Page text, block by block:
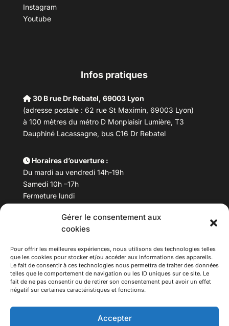
Gérer le consentement aux
cookies
Pour offrir les meilleures expériences, nous utilisons des technologies telles
que les cookies pour stocker et/ou accéder aux informations des appareils.
Le fait de consentir à ces technologies nous permettra de traiter des données
telles que le comportement de navigation ou les ID uniques sur ce site. Le
fait de ne pas consentir ou de retirer son consentement peut avoir un effet
négatif sur certaines caractéristiques et fonctions.
Accepter
Instagram
Youtube
Infos pratiques
30 B rue Dr Rebatel, 69003 Lyon
(adresse postale : 62 rue St Maximin, 69003 Lyon)
à 100 mètres du métro D Monplaisir Lumière, T3
Dauphiné Lacassagne, bus C16 Dr Rebatel
Horaires d’ouverture :
Du mardi au vendredi 14h-19h
Samedi 10h –17h
Fermeture lundi
Téléphone : 04 78 53 06 40
maisondesculturesasiatiques@asiexpo.com